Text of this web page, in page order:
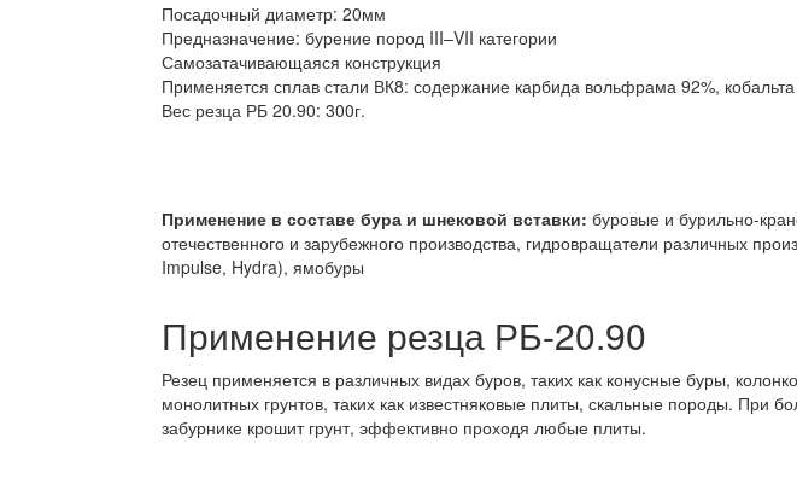
Посадочный диаметр: 20мм
Предназначение: бурение пород III–VII категории
Самозатачивающаяся конструкция
Применяется сплав стали ВК8: содержание карбида вольфрама 92%,
Вес резца РБ 20.90: 300г.
Применение в составе бура и шнековой вставки: буровые и бурильно-
отечественного и зарубежного производства, гидровращатели различных
Impulse, Hydra), ямобуры
Применение резца РБ-20.90
Резец применяется в различных видах буров, таких как конусные буры,
монолитных грунтов, таких как известняковые плиты, скальные породы.
забурнике крошит грунт, эффективно проходя любые плиты.